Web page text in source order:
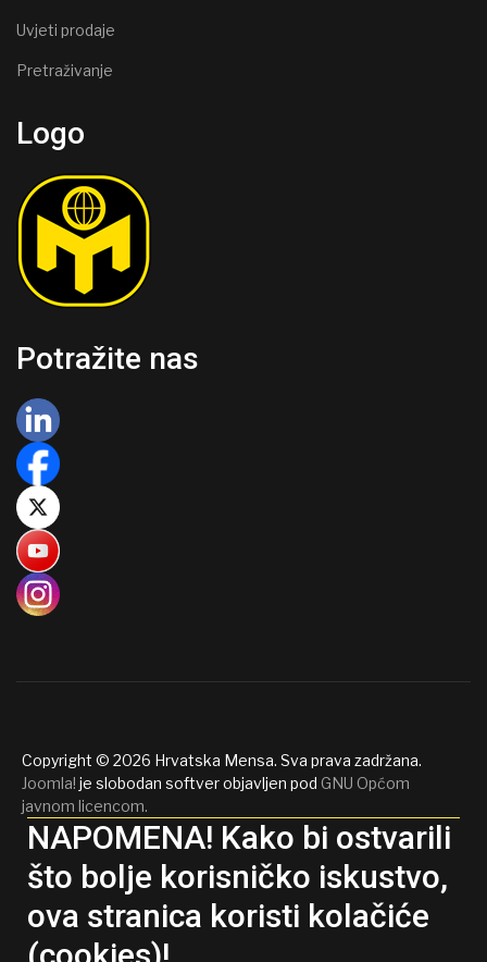
Uvjeti prodaje
Pretraživanje
Logo
Potražite nas
Copyright © 2026 Hrvatska Mensa. Sva prava zadržana.
Joomla! je slobodan softver objavljen pod GNU Općom
javnom licencom.
NAPOMENA! Kako bi ostvarili
što bolje korisničko iskustvo,
ova stranica koristi kolačiće